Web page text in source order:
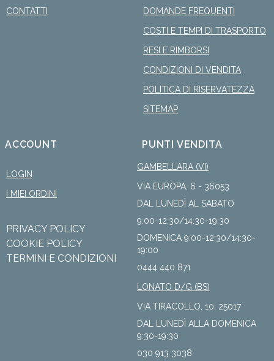
CONTATTI
DOMANDE FREQUENTI
COSTI E TEMPI DI TRASPORTO
RESI E RIMBORSI
CONDIZIONI DI VENDITA
POLITICA DI RISERVATEZZA
SITEMAP
ACCOUNT
LOGIN
I MIEI ORDINI
PRIVACY POLICY
COOKIE POLICY
TERMINI E CONDIZIONI
PUNTI VENDITA
GAMBELLARA (VI)
VIA EUROPA, 6 - 36053
DAL LUNEDÌ AL SABATO
9:00-12:30/14:30-19:30
DOMENICA 9:00-12:30/14:30-
19:00
0444 440 871
LONATO D/G (BS)
VIA TIRACOLLO, 10, 25017
DAL LUNEDÌ ALLA DOMENICA
9:30-19:30
030 913 3038